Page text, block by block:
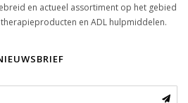
en actueel assortiment op het gebied
en ADL hulpmiddelen.